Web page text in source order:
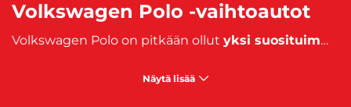
Volkswagen Polo -vaihtoautot
Volkswagen Polo on pitkään ollut yksi suosituimmista pienistä henkilöautoista markkinoilla
Näytä lisää